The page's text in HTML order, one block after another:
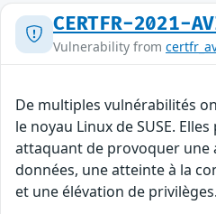
CERTFR-2021-
Vulnerability from
De multiples vulnérabilités
le noyau Linux de SUSE.
attaquant de provoquer une
données, une atteinte à la
et une élévation de privilèges.